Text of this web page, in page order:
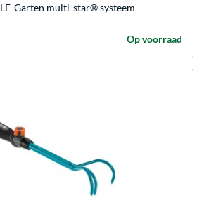
Garten multi-star® systeem
Op voorraad